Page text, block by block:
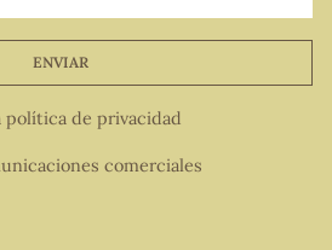
ENVIAR
política de privacidad
comerciales